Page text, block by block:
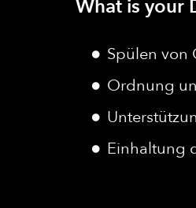
What is your
Spülen von
Ordnung
Einhaltung